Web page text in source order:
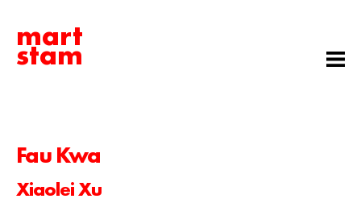
mart
stam
Fau Kwa
Xiaolei Xu